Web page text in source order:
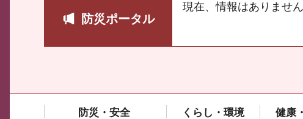
防災ポータル
現在、情報はありません
防災・安全 くらし・環境 健康